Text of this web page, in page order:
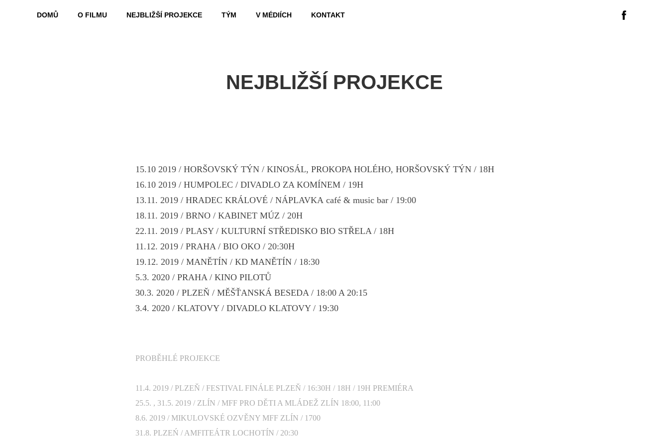
DOMŮ O FILMU NEJBLIŽŠÍ PROJEKCE TÝM V MÉDIÍCH KONTAKT
NEJBLIŽŠÍ PROJEKCE
15.10 2019 / HORŠOVSKÝ TÝN / KINOSÁL, PROKOPA HOLÉHO, HORŠOVSKÝ TÝN / 18H
16.10 2019 / HUMPOLEC / DIVADLO ZA KOMÍNEM / 19H
13.11. 2019 / HRADEC KRÁLOVÉ / NÁPLAVKA café & music bar / 19:00
18.11. 2019 / BRNO / KABINET MÚZ / 20H
22.11. 2019 / PLASY / KULTURNÍ STŘEDISKO BIO STŘELA / 18H
11.12. 2019 / PRAHA / BIO OKO / 20:30H
19.12. 2019 / MANĚTÍN / KD MANĚTÍN / 18:30
5.3. 2020 / PRAHA / KINO PILOTŮ
30.3. 2020 / PLZEŇ / MĚŠŤANSKÁ BESEDA / 18:00 A 20:15
3.4. 2020 / KLATOVY / DIVADLO KLATOVY / 19:30
PROBĚHLÉ PROJEKCE
11.4. 2019 / PLZEŇ / FESTIVAL FINÁLE PLZEŇ / 16:30H / 18H / 19H PREMIÉRA
25.5. , 31.5. 2019 / ZLÍN / MFF PRO DĚTI A MLÁDEŽ ZLÍN 18:00, 11:00
8.6. 2019 / MIKULOVSKÉ OZVĚNY MFF ZLÍN / 1700
31.8. PLZEŃ / AMFITEÁTR LOCHOTÍN / 20:30